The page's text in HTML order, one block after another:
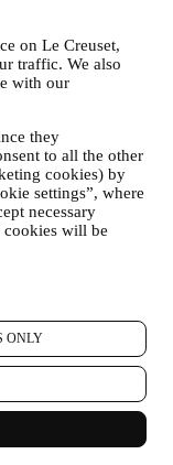
on Le Creuset,
traffic. We also
with our
they
to all the other
cookies) by
settings”, where
necessary
cookies will be
ONLY
demonstrações
a si.
comunicação de
apresentados
cancelar a
cancelar a subscrição
se quiser parar
favor envie-nos um
o seu pedido o
poderá
pedido seja
sua permissão.
direitos de
para nos
quanto antes.
seus dados pessoais